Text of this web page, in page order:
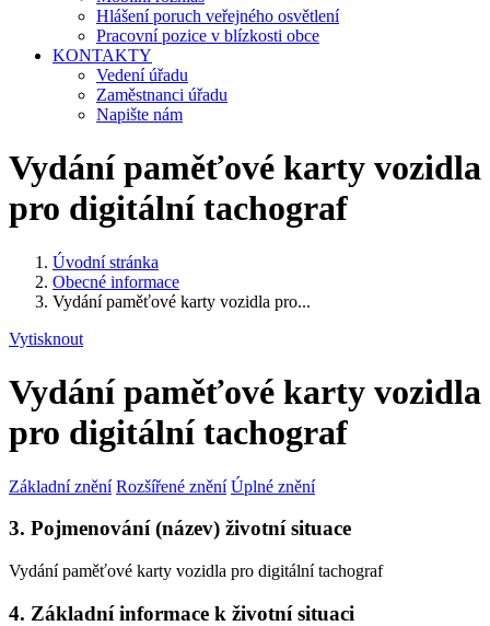
Hlášení poruch veřejného osvětlení
Pracovní pozice v blízkosti obce
KONTAKTY
Vedení úřadu
Zaměstnanci úřadu
Napište nám
Vydání paměťové karty vozidla
pro digitální tachograf
Úvodní stránka
Obecné informace
Vydání paměťové karty vozidla pro...
Vytisknout
Vydání paměťové karty vozidla
pro digitální tachograf
Základní znění Rozšířené znění Úplné znění
3. Pojmenování (název) životní situace
Vydání paměťové karty vozidla pro digitální tachograf
4. Základní informace k životní situaci